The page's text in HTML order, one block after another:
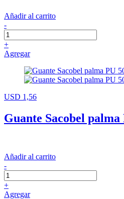
Añadir al carrito
-
+
Agregar
USD 1,56
Guante Sacobel
Añadir al carrito
-
+
Agregar